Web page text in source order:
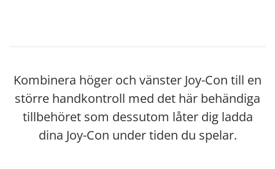
Kombinera höger och vänster Joy-Con till en
större handkontroll med det här behändiga
tillbehöret som dessutom låter dig ladda
dina Joy-Con under tiden du spelar.